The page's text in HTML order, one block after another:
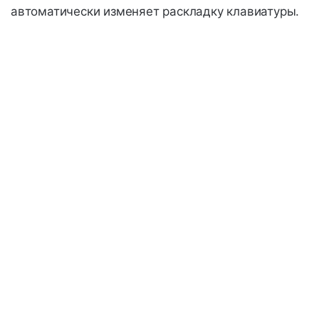
автоматически изменяет раскладку клавиатуры.